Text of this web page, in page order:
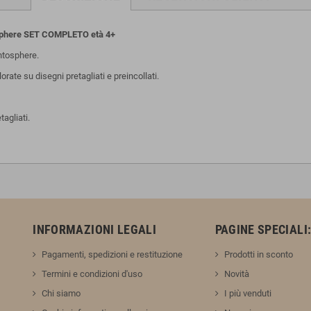
SET COMPLETO età 4+
su disegni pretagliati e preincollati.
INFORMAZIONI LEGALI
Pagamenti, spedizioni e restituzione
Termini e condizioni d'uso
Chi siamo
PAGINE SPECIALI:
Prodotti in sconto
Novità
I più venduti